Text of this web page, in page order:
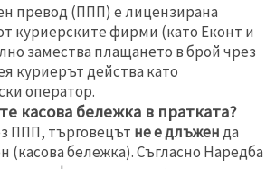
превод (ППП) е лицензирана
куриерските фирми (като Еконт и
замества плащането в брой чрез
куриерът действа като
оператор.
касова бележка в пратката?
ППП, търговецът не е длъженда
(касова бележка). Съгласно Наредба